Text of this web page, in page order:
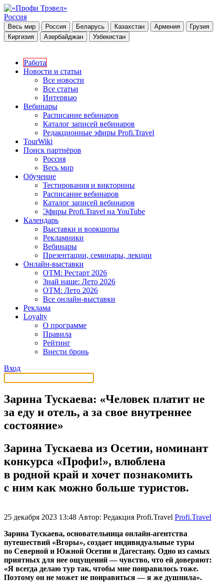
Россия
Весь мир Россия Беларусь Казахстан Армения
Грузия
Киргизия
Азербайджан Узбекистан
Работа
Новости и статьи
Все новости
Все статьи
Интервью
Вебинары
Расписание вебинаров
Каталог записей вебинаров
Редакционные эфиры Profi.Travel
TourWiki
Поиск партнёров
Россия
Весь мир
Обучение
Тестирования и викторины
Расписание вебинаров
Каталог записей вебинаров
Эфиры Profi.Travel на YouTube
Календарь
Выставки и воркшопы
Рекламники
Вебинары
Презентации, семинары, лекции
Онлайн-выставки
OTM: Рестарт 2026
Знай наше: Лето 2026
OTM: Лето 2026
Все онлайн-выставки
Реклама
Loyalty
О программе
Правила
Рейтинг
Внести бронь
Вход
Зарина Тускаева: «Человек платит не
за еду и отель, а за свое внутреннее
состояние»
Зарина Тускаева из Осетии, номинант
конкурса «Профи!», влюблена
в родной край и хочет познакомить
с ним как можно больше туристов.
25 декабря 2023 13:48 Автор: Редакция Profi.Travel Profi.Travel
Зарина Тускаева, основательница онлайн-агентства
путешествий «Вгоры», создает индивидуальные туры
по Северной и Южной Осетии и Дагестану. Одно из самых
приятных для нее ощущений — чувство, что ей доверяют:
«Я всегда делаю тур так, чтобы мне понравилось тоже.
Поэтому он не может не понравиться — я же душнила».